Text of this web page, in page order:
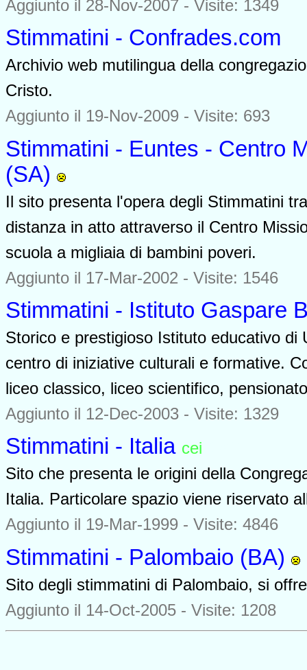
Aggiunto il 28-Nov-2007 - Visite: 1349
Stimmatini - Confrades.com
Archivio web mutilingua della
Cristo.
Aggiunto il 19-Nov-2009 - Visite: 693
Stimmatini - Euntes - Centro
(SA)
Il sito presenta l'opera degli Stimmatini
distanza in atto attraverso il Centro
scuola a migliaia di bambini poveri.
Aggiunto il 17-Mar-2002 - Visite: 1546
Stimmatini - Istituto Gaspare
Storico e prestigioso Istituto educativo
centro di iniziative culturali e formative.
liceo classico, liceo scientifico,
Aggiunto il 12-Dec-2003 - Visite: 1329
Stimmatini - Italia cei
Sito che presenta le origini della
Italia. Particolare spazio viene riservato
Aggiunto il 19-Mar-1999 - Visite: 4846
Stimmatini - Palombaio (BA)
Sito degli stimmatini di Palombaio, si
Aggiunto il 14-Oct-2005 - Visite: 1208